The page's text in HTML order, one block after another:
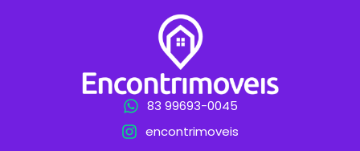
83 99693-0045
encontrimoveis